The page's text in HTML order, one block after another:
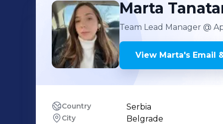
Marta
Team Lead Manager @
View Marta's Email
Country Serbia
City Belgrade